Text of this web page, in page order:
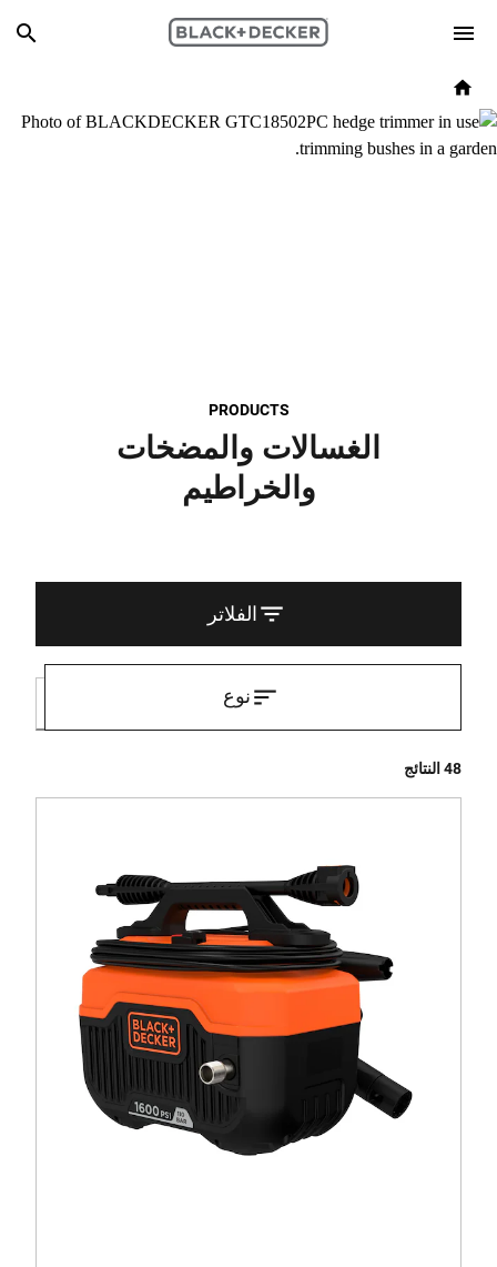
Skip to main content
Search
Breadcrumb
PRODUCTS
الغسالات والمضخات
والخراطيم
الفلاتر
48 النتائج
نوع